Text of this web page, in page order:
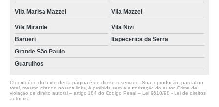
Vila Marisa Mazzei Vila Mazzei
Vila Mirante
Vila Nivi
Barueri
Itapecerica da Serra
Grande São Paulo
Guarulhos
O conteúdo do texto desta página é de direito reservado. Sua reprodução, parcial ou
total, mesmo citando nossos links, é proibida sem a autorização do autor. Crime de
violação de direito autoral – artigo 184 do Código Penal – Lei 9610/98 - Lei de direitos
autorais